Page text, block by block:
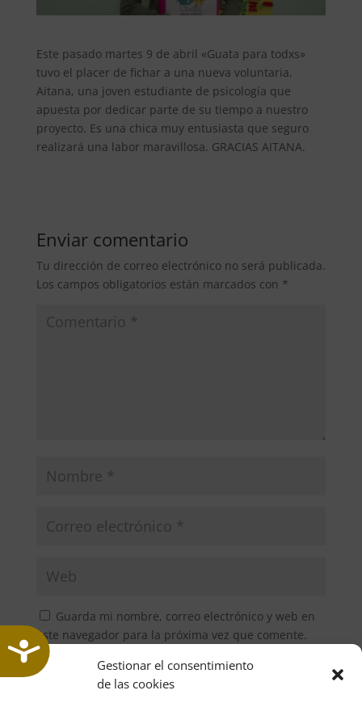
Gestionar el consentimiento
de las cookies
Accesibilidad
Este pasado martes 9 de abril «Guata para todxs»
tuvo el placer de fichar a una nueva voluntaria,
Aitana, una joven estudiante de psicología que
apuesta por dedicar parte de su tiempo a nuestro
proyecto. Es una chica muy entusiasta que seguro
realizará una labor maravillosa. GRACIAS AITANA.
Enviar comentario
Tu dirección de correo electrónico no será publicada.
Los campos obligatorios están marcados con *
Guarda mi nombre, correo electrónico y web en
este navegador para la próxima vez que comente.